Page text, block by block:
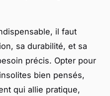
il faut
sa durabilité, et sa
précis. Opter pour
bien pensés,
qui allie pratique,